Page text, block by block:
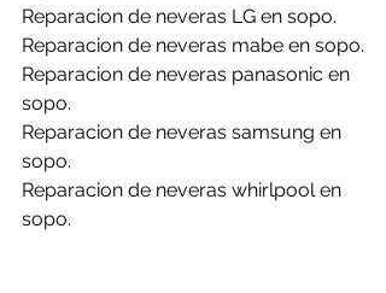
Reparacion de neveras LG en sopo.
Reparacion de neveras mabe en sopo.
Reparacion de neveras panasonic en
sopo.
Reparacion de neveras samsung en
sopo.
Reparacion de neveras whirlpool en
sopo.